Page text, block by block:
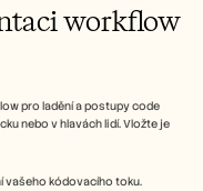
workflow
pro ladění a postupy code
nebo v hlavách lidí. Vložte je
vašeho kódovacího toku.